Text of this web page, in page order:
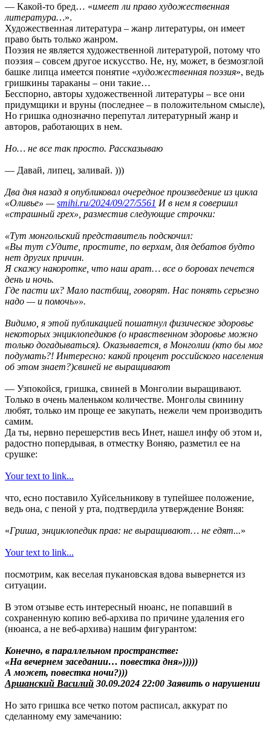
— Какой-то бред… «имеет ли право художественная
литература…».
Художественная литература – жанр литературы, он имеет
право быть только жанром.
Поэзия не является художественной литературой, потому что
поэзия – совсем другое искусство. Не, ну, может, в безмозглой
башке липца имеется понятие «художественная поэзия», ведь
гришкины тараканы – они такие…
Бесспорно, авторы художественной литературы – все они
придумщики и вруны (последнее – в положительном смысле),
Но гришка однозначно перепутал литературный жанр и
авторов, работающих в нем.
Но… не все так просто. Рассказываю
— Давай, липец, заливай. )))
Два дня назад я опубликовал очередное произведение из цикла
«Оливье» —sтihi.ru/2024/09/27/5561 И в нем я совершил
«страшный грех», разместив следующие строчки:
«Тут монгольский представитель подскочил:
«Вы тут сУдите, простите, по верхам, для дебатов будто
нет других причин.
Я скажу накоротке, что наш арат… все о боровах печется
день и ночь.
Где пасти их? Мало пастбищ, говорят. Нас понять серьезно
надо — и помочь»».
Видимо, я этой публикацией пошатнул физическое здоровье
некоторых энциклопедиков (о нравственном здоровье можно
только догадываться). Оказывается, в Монголии (кто бы мог
подумать?! Интересно: какой процент российского населения
об этом знает?)свиней не выращивают
— Узпокойся, гришка, свиней в Монголии выращивают.
Только в очень маленьком количестве. Монголы свинину
любят, только им проще ее закупать, нежели чем производить
самим.
Да ты, нервно перешерстив весь Инет, нашел инфу об этом и,
радостно попердывая, в отместку Воняю, разметил ее на
срушке:
Your text to link...
что, есно поставило Хуйсельникову в тупейшее положение,
ведь она, с пеной у рта, подтвердила утверждение Воняя:
«Гриша, энциклопедик прав: не выращивают… не едят...»
Your text to link...
посмотрим, как веселая пукановская вдова вывернется из
ситуации.
В этом отзыве есть интересный нюанс, не попавший в
сохраненную копию веб-архива по причине удаления его
(нюанса, а не веб-архива) нашим фигурантом:
Конечно, в параллельном пространстве:
«На вечернем заседании… повестка дня»)))))
А может, повестка ночи?)))
Аршанский Василий 30.09.2024 22:00 Заявить о нарушении
Но зато гришка все четко потом расписал, аккурат по
сделанному ему замечанию: